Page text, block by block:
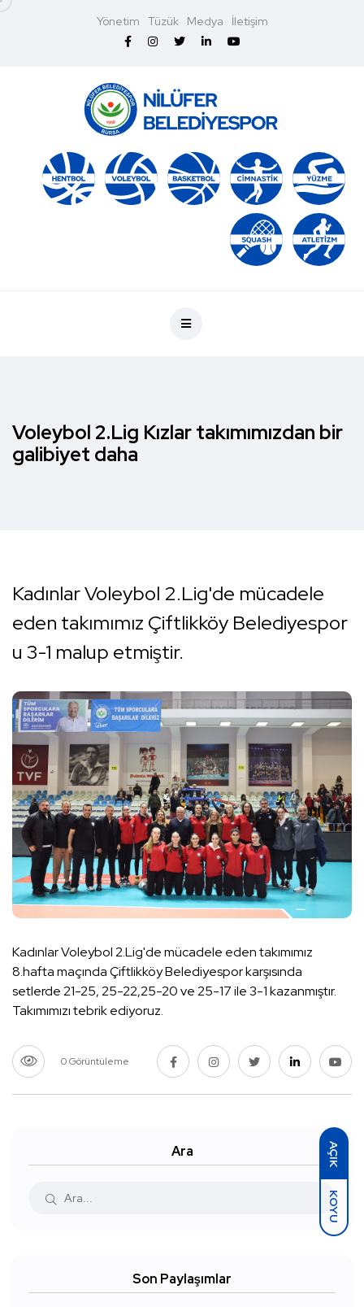
AÇIK
KOYU
Yönetim Tüzük Medya İletişim
Voleybol 2.Lig Kızlar takımımızdan bir
galibiyet daha
Kadınlar Voleybol 2.Lig'de mücadele
eden takımımız Çiftlikköy Belediyespor
u 3-1 malup etmiştir.
Kadınlar Voleybol 2.Lig'de mücadele eden takımımız
8.hafta maçında Çiftlikköy Belediyespor karşısında
setlerde 21-25, 25-22,25-20 ve 25-17 ile 3-1 kazanmıştır.
Takımımızı tebrik ediyoruz.
0 Görüntüleme
Ara
Son Paylaşımlar